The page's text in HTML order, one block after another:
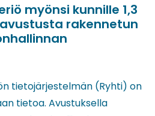
myönsi kunnille 1,3
rakennetun
tietojärjestelmän (Ryhti) on
tietoa. Avustuksella